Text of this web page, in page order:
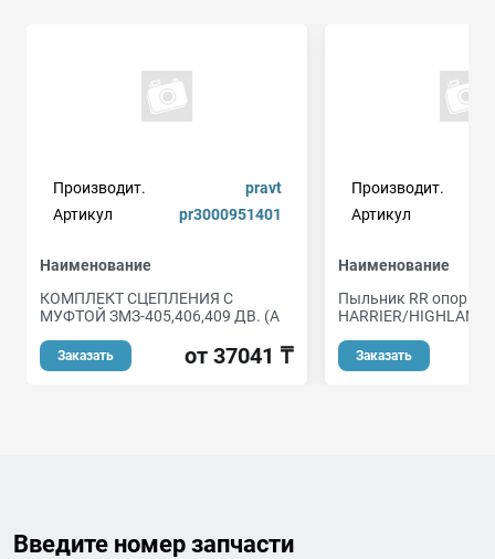
Производит.
pravt
Артикул
pr3000951401
Наименование
КОМПЛЕКТ СЦЕПЛЕНИЯ С
МУФТОЙ ЗМЗ-405,406,409 ДВ. (А
Заказать от 37041 ₸
Производит.
Артикул
Наименование
Пыльник RR опоры
HARRIER/
Заказать
Введите номер запчасти